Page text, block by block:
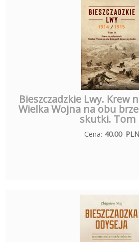
Bieszczadzkie Lwy. Krew
Wielka Wojna na obu
skutki. Tom
Cena: 40.00 PLN